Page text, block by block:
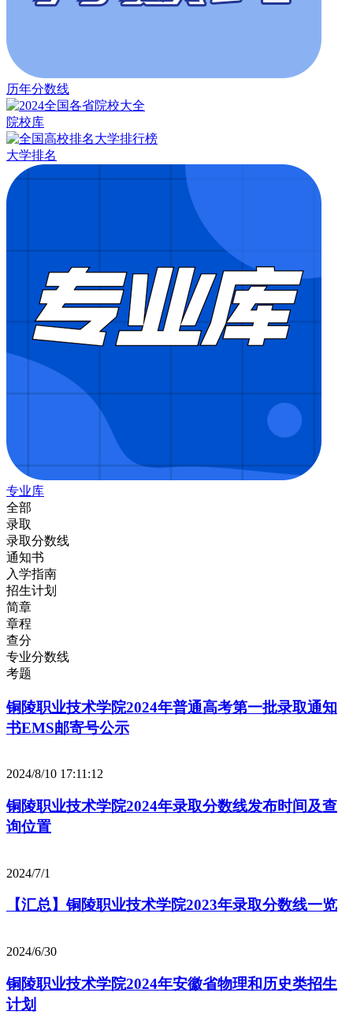
历年分数线
院校库
大学排名
专业库
全部
录取
录取分数线
通知书
入学指南
招生计划
简章
章程
查分
专业分数线
考题
铜陵职业技术学院2024年普通高考第一批录取通知
书EMS邮寄号公示
2024/8/10 17:11:12
铜陵职业技术学院2024年录取分数线发布时间及查
询位置
2024/7/1
【汇总】铜陵职业技术学院2023年录取分数线一览
2024/6/30
铜陵职业技术学院2024年安徽省物理和历史类招生
计划